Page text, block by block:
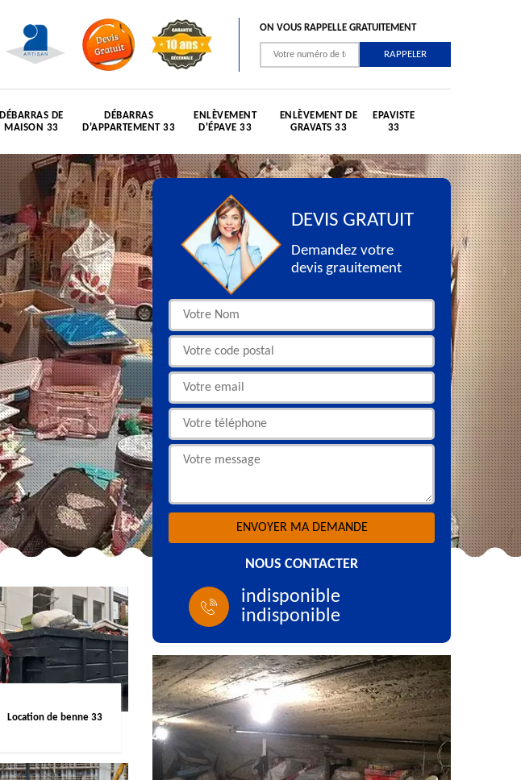
ON VOUS RAPPELLE GRATUITEMENT
DÉBARRAS DE
MAISON 33
DÉBARRAS
D'APPARTEMENT 33
ENLÈVEMENT
D'ÉPAVE 33
ENLÈVEMENT DE
GRAVATS 33
EPAVISTE
33
Location de benne 33
DEVIS GRATUIT
Demandez votre
devis grauitement
NOUS CONTACTER
indisponible
indisponible